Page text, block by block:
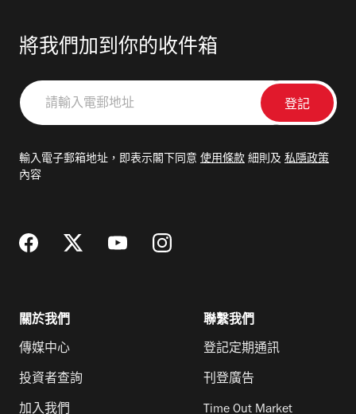
將我們加到你的收件箱
請
輸
郵
輸入電子郵箱地址，即表示閣下同意 使用條款 細則及 私隱政策
內容
關於我們
傳媒中心
投資者查詢
加入我們
聯繫我們
登記定期通訊
刊登廣告
Time Out Market